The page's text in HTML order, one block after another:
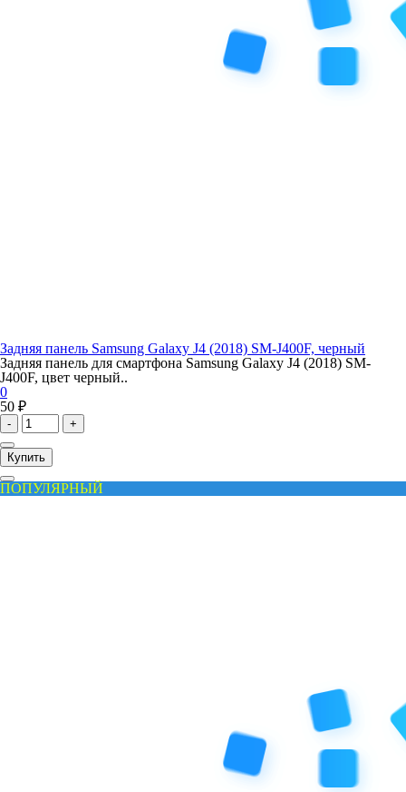
Задняя панель Samsung Galaxy J4 (2018) SM-J400F, черный
Задняя панель для смартфона Samsung Galaxy J4 (2018) SM-
J400F, цвет черный..
0
50 ₽
- +
Купить
ПОПУЛЯРНЫЙ